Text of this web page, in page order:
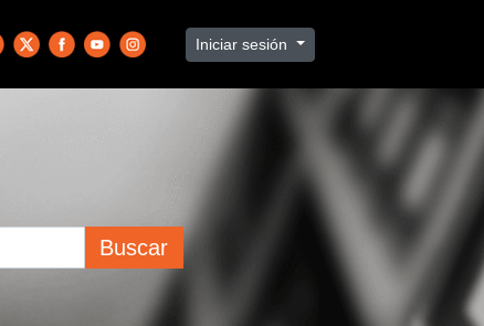
Iniciar sesión
Buscar